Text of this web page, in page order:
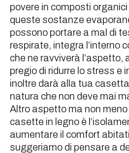
povere in composti
queste sostanze
possono portare a mal di
respirate, integra l’interno
che ne ravviverà l’aspetto,
pregio di ridurre lo stress e
inoltre darà alla tua
natura che non deve mai
Altro aspetto ma non
casette in legno è
aumentare il comfort
suggeriamo di pensare a